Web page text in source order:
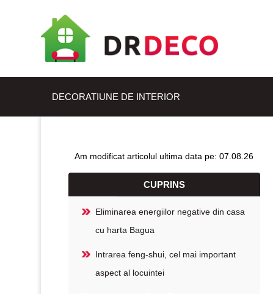
DECORATIUNE DE INTERIOR
Am modificat articolul ultima data pe: 07.08.26
CUPRINS
Eliminarea energiilor negative din casa
cu harta Bagua
Intrarea feng-shui, cel mai important
aspect al locuintei